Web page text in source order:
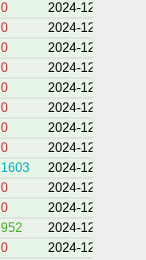
0
2024-12-25
0
2024-12-24
0
2024-12-24
0
2024-12-24
0
2024-12-24
0
2024-12-24
0
2024-12-24
0
2024-12-24
1603
2024-12-20
0
2024-12-20
0
2024-12-20
952
2024-12-19
0
2024-12-17